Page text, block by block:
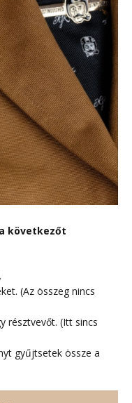
következőt
(Az összeg nincs
résztvevőt. (Itt sincs
gyűjtsetek össze a